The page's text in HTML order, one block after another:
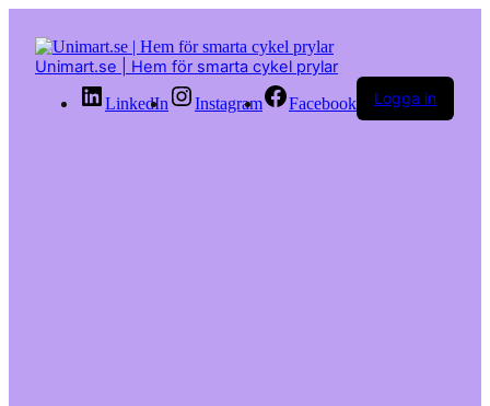
innehåll
Unimart.se | Hem för smarta cykel prylar
LinkedIn Instagram Facebook Logga in